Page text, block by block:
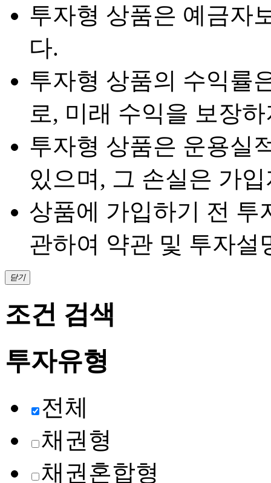
투자형 상품은 예금자
다.
투자형 상품의 수익률
로, 미래 수익을 보장
투자형 상품은 운용실
있으며, 그 손실은 가
상품에 가입하기 전 투
관하여 약관 및 투자설
닫기
조건 검색
투자유형
전체
채권형
채권혼합형